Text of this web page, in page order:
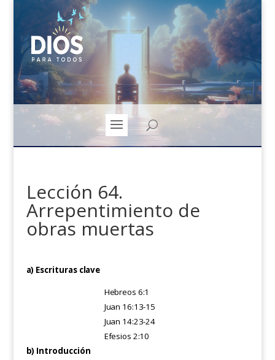
Lección 64.
Arrepentimiento de
obras muertas
a) Escrituras clave
Hebreos 6:1
Juan 16:13-15
Juan 14:23-24
Efesios 2:10
b) Introducción